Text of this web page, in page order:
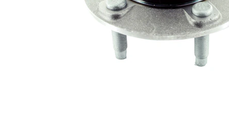
Cojinete SKF03780 1
SKF00074 4